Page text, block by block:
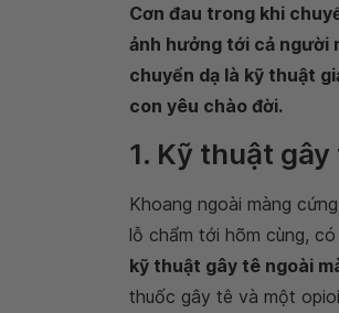
Cơn đau trong khi
ảnh hưởng tới cả người
chuyển dạ là kỹ thuật
con yêu chào đời.
1. Kỹ thuật
Khoang ngoài màng
lỗ chẩm tới hõm cùng,
kỹ thuật gây tê ngoài
thuốc gây tê và một